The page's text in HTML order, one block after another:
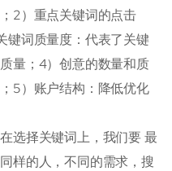
2）重点关键词的点击
键词质量度：代表了关键
量；4）创意的数量和质
5）账户结构：降低优化
选择关键词上，我们要 最
样的人，不同的需求，搜